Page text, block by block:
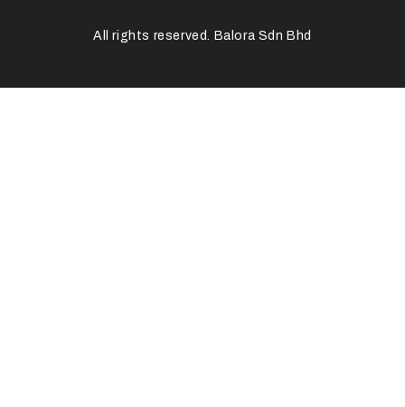
All rights reserved. Balora Sdn Bhd